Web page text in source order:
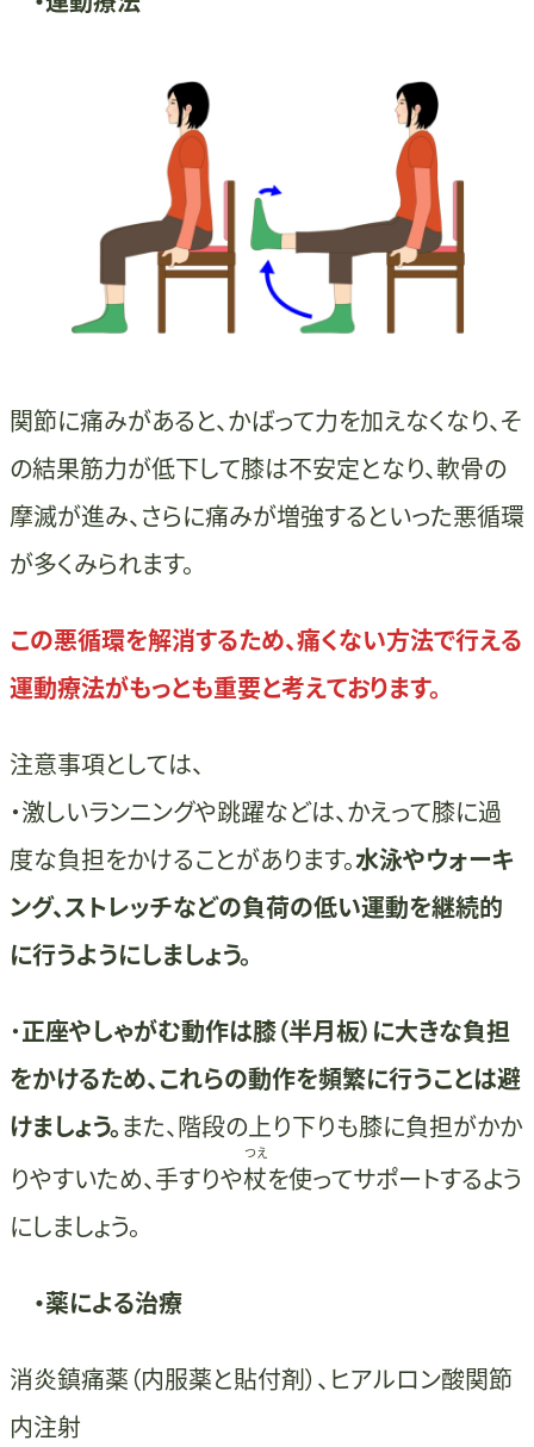
関節に痛みがあると、かばって力を加えなくなり、そ
の結果筋力が低下して膝は不安定となり、軟骨の
摩滅が進み、さらに痛みが増強するといった悪循環
が多くみられます。
この悪循環を解消するため、痛くない方法で行える
運動療法がもっとも重要と考えております。
注意事項としては、
・激しいランニングや跳躍などは、かえって膝に過
度な負担をかけることがあります。水泳やウォーキ
ング、ストレッチなどの負荷の低い運動を継続的
に行うようにしましょう。
・正座やしゃがむ動作は膝（半月板）に大きな負担
をかけるため、これらの動作を頻繁に行うことは避
けましょう。また、階段の上り下りも膝に負担がかか
りやすいため、手すりや杖
つえ
を使ってサポートするよう
にしましょう。
・薬による治療
消炎鎮痛薬（内服薬と貼付剤）、ヒアルロン酸関節
内注射